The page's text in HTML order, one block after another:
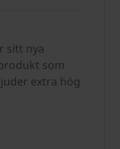
sitt nya
som
extra hög